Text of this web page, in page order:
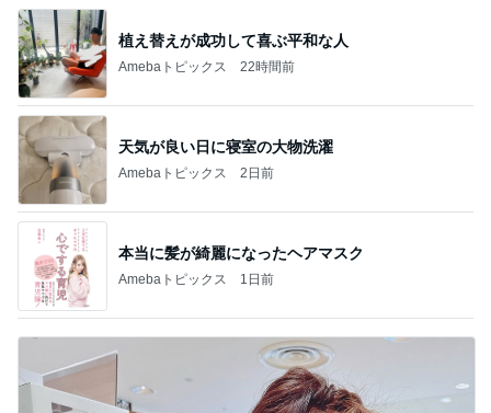
植え替えが成功して喜ぶ平和な人
Amebaトピックス 22時間前
天気が良い日に寝室の大物洗濯
Amebaトピックス 2日前
本当に髪が綺麗になったヘアマスク
Amebaトピックス 1日前